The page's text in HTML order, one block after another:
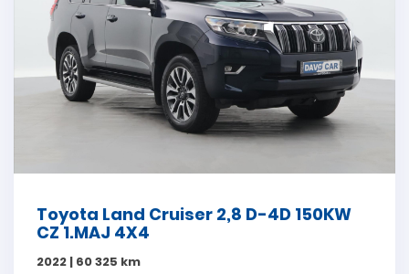
Toyota Land Cruiser 2,8 D-4D 150KW
CZ 1.MAJ 4X4
2022 | 60 325 km